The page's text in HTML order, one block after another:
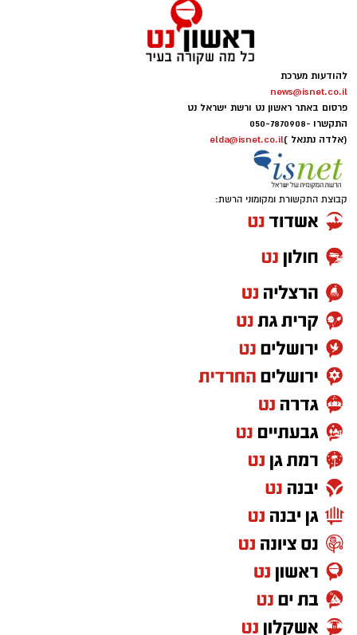
יש לכם מידע חשוב שטרם נחשף? צילומים מאירוע
חדשותי? מצאתם טעות בכתבה? נשמח שתשתפו
אותנו
להודעות מערכת
news@isnet.co.il
פרסום באתר ראשון נט ורשת ישראל נט
התקשרו -050-7870908
(אלדה נתנאל )elda@isnet.co.il
קבוצת התקשורת ומקומוני הרשת: